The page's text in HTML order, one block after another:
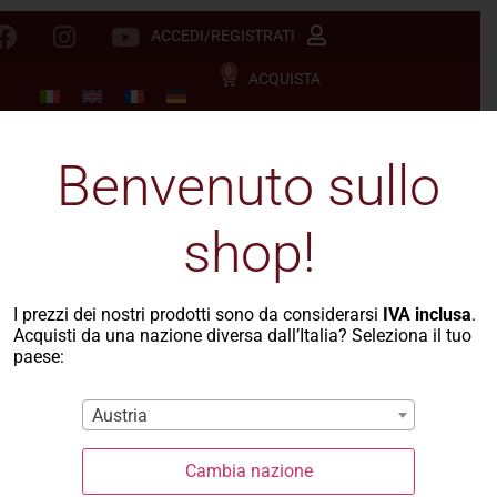
ACCEDI/REGISTRATI
0 ACQUISTA
Benvenuto sullo
shop!
I prezzi dei nostri prodotti sono da considerarsi IVA inclusa.
Acquisti da una nazione diversa dall’Italia? Seleziona il tuo
paese:
Austria
Cambia nazione